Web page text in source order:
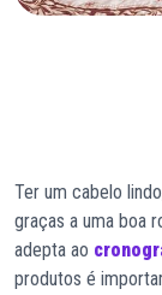
Ter um cabelo
graças a uma boa
adepta ao
produtos é